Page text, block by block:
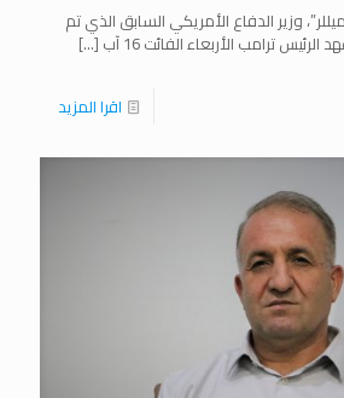
وزير الدفاع الأمريكي السابق الذي تم
ترامب الأربعاء الفائت 16 آب […]
اقرا المزيد